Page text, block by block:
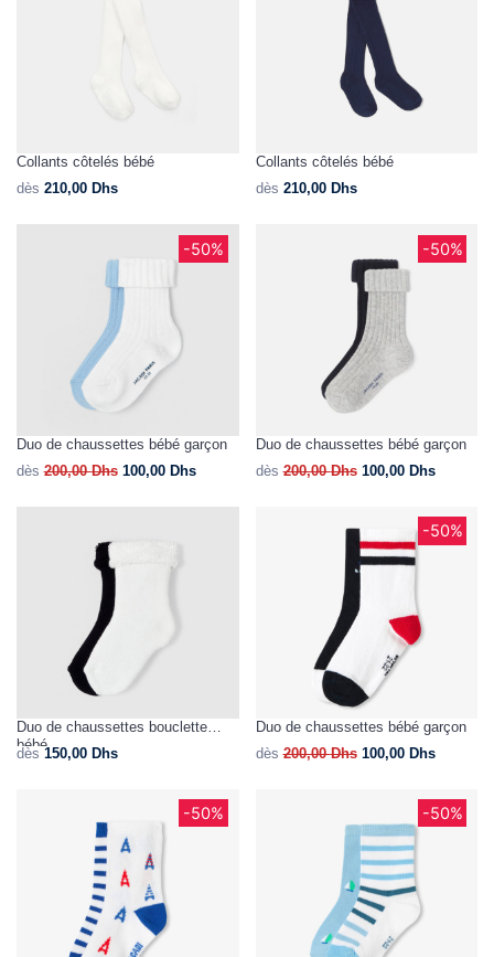
Collants côtelés bébé
dès 210,00 Dhs
Collants côtelés bébé
dès 210,00 Dhs
-50%
Duo de chaussettes bébé garçon
dès 200,00Dhs 100,00 Dhs
-50%
Duo de chaussettes bébé garçon
dès 200,00Dhs 100,00 Dhs
Duo de chaussettes bouclette
bébé
dès 150,00 Dhs
-50%
Duo de chaussettes bébé garçon
dès 200,00Dhs 100,00 Dhs
-50% -50%